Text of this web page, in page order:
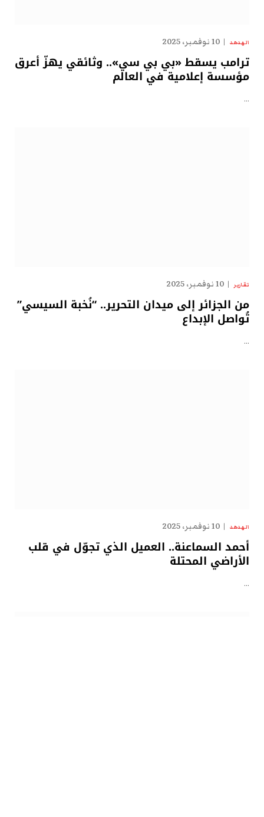
الهدهد 10 نوفمبر، 2025
ترامب يسقط «بي بي سي».. وثائقي يهزّ أعرق
مؤسسة إعلامية في العالم
…
تقارير 10 نوفمبر، 2025
من الجزائر إلى ميدان التحرير.. “نُخبة السيسي”
تُواصل الإبداع
…
الهدهد 10 نوفمبر، 2025
أحمد السماعنة.. العميل الذي تجوّل في قلب
الأراضي المحتلة
…